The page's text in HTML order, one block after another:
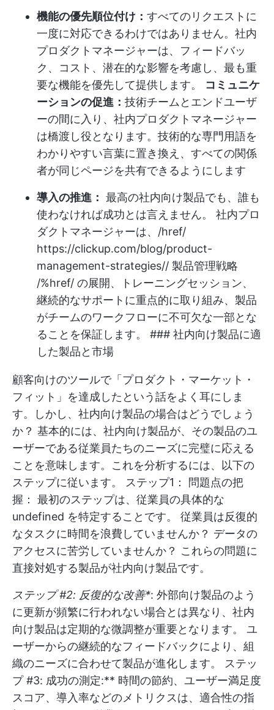
機能の優先順位付け： すべてのリクエストに
一度に対応できるわけではありません。社内
プロダクトマネージャーは、フィードバッ
ク、コスト、潜在的な影響を考慮し、最も重
要な機能を優先して提供します。 コミュニケ
ーションの促進： 技術チームとエンドユーザ
ーの間に入り、社内プロダクトマネージャー
は橋渡し役となります。技術的な専門用語を
わかりやすい言葉に置き換え、すべての関係
者が同じページを共有できるようにします
導入の推進： 最高の社内向け製品でも、誰も
使わなければ成功とは言えません。 社内プロ
ダクトマネージャーは、/href/
https://clickup.com/blog/product-
management-strategies// 製品管理戦略
/%href/ の展開、トレーニングセッション、
継続的なサポートに重点的に取り組み、製品
がチームのワークフローに不可欠な一部とな
ることを保証します。 ### 社内向け製品に適
した製品と市場
顧客向けのツールで「プロダクト・マーケット・
フィット」を達成したという話をよく耳にしま
す。しかし、社内向け製品の場合はどうでしょう
か？ 基本的には、社内向け製品が、その製品のユ
ーザーである従業員たちのニーズに完璧に応える
ことを意味します。これを分析するには、以下の
ステップに従います。 ステップ1： 問題点の把
握： 最初のステップは、従業員の具体的な
undefined を特定することです。 従業員は反復的
なタスクに時間を浪費していませんか？ データの
アクセスに苦労していませんか？ これらの問題に
直接対処する製品が社内向け製品です。
ステップ #2: 反復的な改善*: 外部向け製品のよう
に更新が頻繁に行われない場合とは異なり、社内
向け製品は定期的な微調整が重要となります。 ユ
ーザーからの継続的なフィードバックにより、組
織のニーズに合わせて製品が進化します。 ステッ
プ #3: 成功の測定:** 時間の節約、ユーザー満足度
スコア、導入率などのメトリクスは、適合性の指